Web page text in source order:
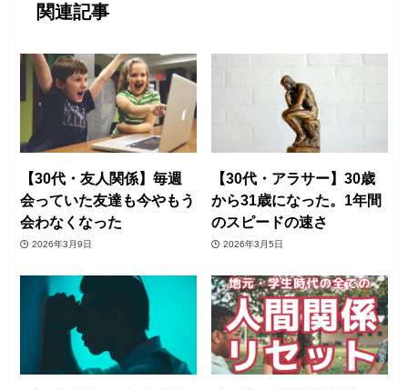
関連記事
【30代・友人関係】毎週
会っていた友達も今やもう
会わなくなった
2026年3月9日
【30代・アラサー】30歳
から31歳になった。1年間
のスピードの速さ
2026年3月5日